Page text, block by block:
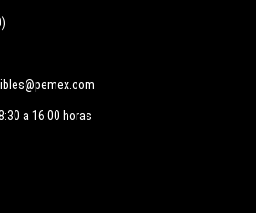
a 16:00 horas